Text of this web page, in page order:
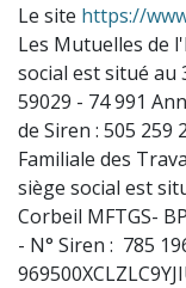
Le site https://
Les Mutuelles de
social est situé au
59029 - 74 991
de Siren : 505
Familiale des
siège social est
Corbeil MFTGS-
- N° Siren : 785